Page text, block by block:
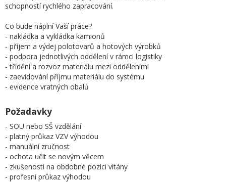
schopností rychlého zapracování.
Co bude náplní Vaší práce?
- nakládka a vykládka kamionů
- příjem a výdej polotovarů a hotových výrobků
- podpora jednotlivých oddělení v rámci logistiky
- třídění a rozvoz materiálu mezi odděleními
- zaevidování příjmu materiálu do systému
- evidence vratných obalů
Požadavky
- SOU nebo SŠ vzdělání
- platný průkaz VZV výhodou
- manuální zručnost
- ochota učit se novým věcem
- zkušenosti na obdobné pozici vítány
- profesní průkaz výhodou